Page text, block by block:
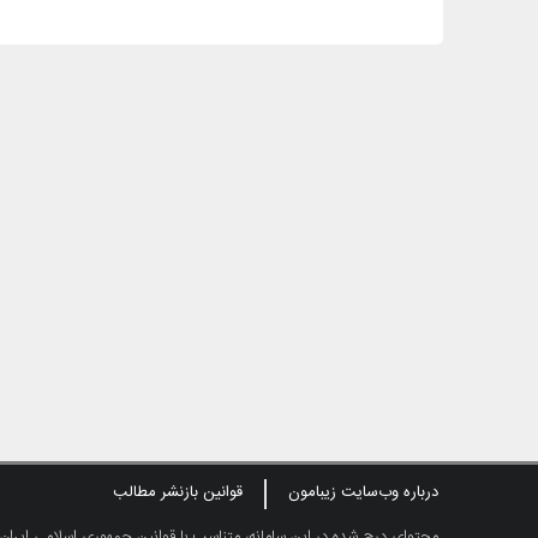
درباره وب‌سایت زیبامون
قوانین بازنشر مطالب